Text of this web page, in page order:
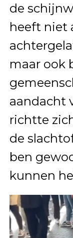
de
heeft niet
maar ook
aandacht
richtte
de
ben
kunnen